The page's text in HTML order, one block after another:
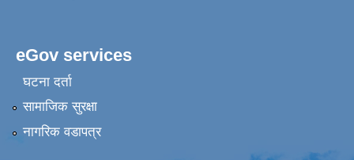
eGov services
घटना दर्ता
सामाजिक सुरक्षा
नागरिक वडापत्र